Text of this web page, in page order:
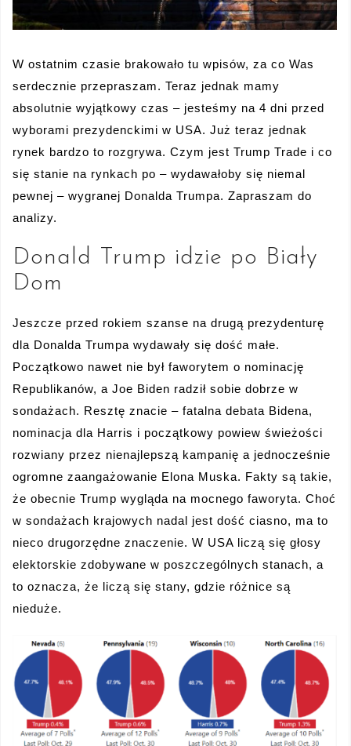
W ostatnim czasie brakowało tu wpisów, za co Was
serdecznie przepraszam. Teraz jednak mamy
absolutnie wyjątkowy czas – jesteśmy na 4 dni przed
wyborami prezydenckimi w USA. Już teraz jednak
rynek bardzo to rozgrywa. Czym jest Trump Trade i co
się stanie na rynkach po – wydawałoby się niemal
pewnej – wygranej Donalda Trumpa. Zapraszam do
analizy.
Donald Trump idzie po Biały
Dom
Jeszcze przed rokiem szanse na drugą prezydenturę
dla Donalda Trumpa wydawały się dość małe.
Początkowo nawet nie był faworytem o nominację
Republikanów, a Joe Biden radził sobie dobrze w
sondażach. Resztę znacie – fatalna debata Bidena,
nominacja dla Harris i początkowy powiew świeżości
rozwiany przez nienajlepszą kampanię a jednocześnie
ogromne zaangażowanie Elona Muska. Fakty są takie,
że obecnie Trump wygląda na mocnego faworyta. Choć
w sondażach krajowych nadal jest dość ciasno, ma to
nieco drugorzędne znaczenie. W USA liczą się głosy
elektorskie zdobywane w poszczególnych stanach, a
to oznacza, że liczą się stany, gdzie różnice są
nieduże.